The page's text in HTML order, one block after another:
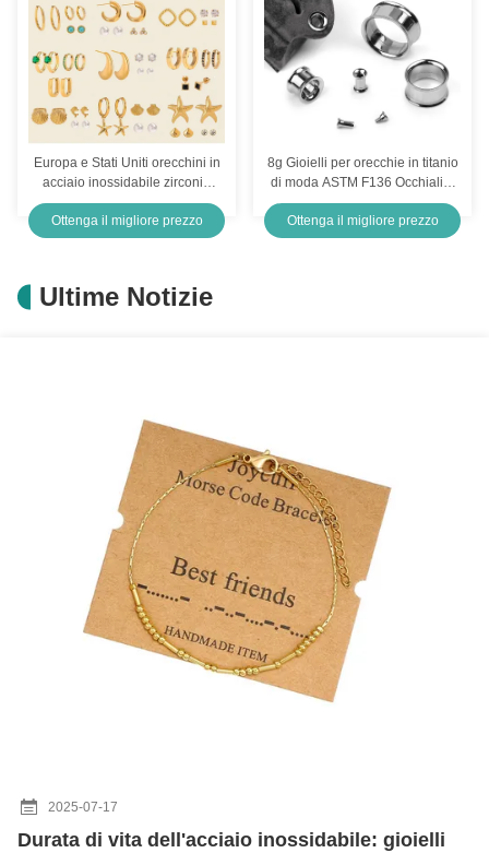
Europa e Stati Uniti orecchini in
acciaio inossidabile zirconia
senior sense di nicchia
orecchini di perla gioielli in
acciaio titanio
Ottenga il migliore prezzo
8g Gioielli per orecchie in titanio
di moda ASTM F136 Occhiali a
filo interno in titanio
Ottenga il migliore prezzo
Ultime Notizie
2025-07-17
Durata di vita dell'acciaio inossidabile: gioielli